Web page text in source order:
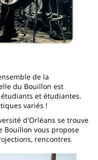
de la
du Bouillon est
et étudiantes.
variés !
d'Orléans se trouve
Bouillon vous propose
rencontres